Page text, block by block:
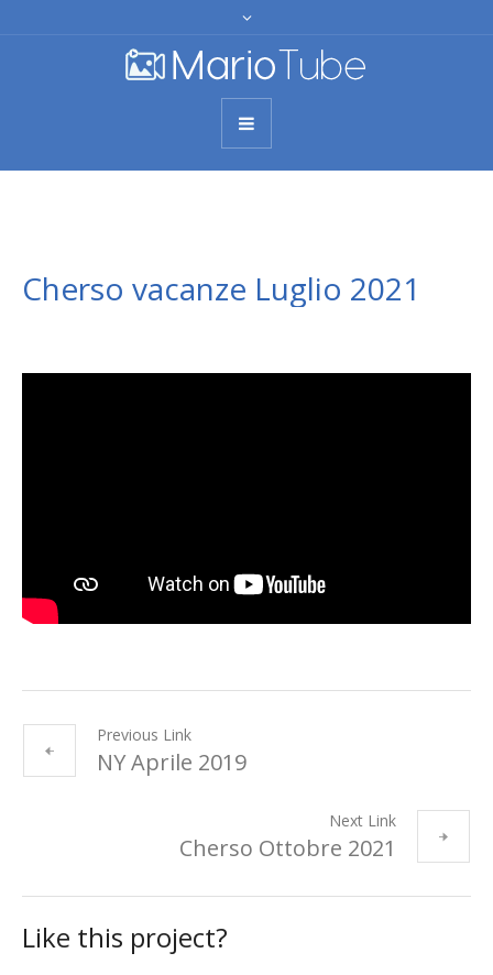
Cherso vacanze Luglio 2021
Previous Link
NY Aprile 2019
Next Link
Cherso Ottobre 2021
Like this project?